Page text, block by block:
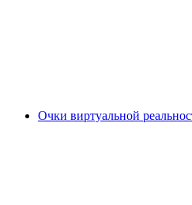
Очки виртуальной